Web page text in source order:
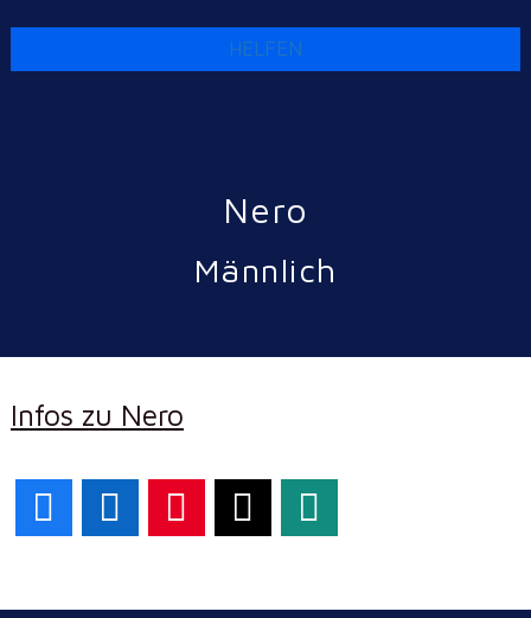
HELFEN
Nero
Männlich
Infos zu Nero